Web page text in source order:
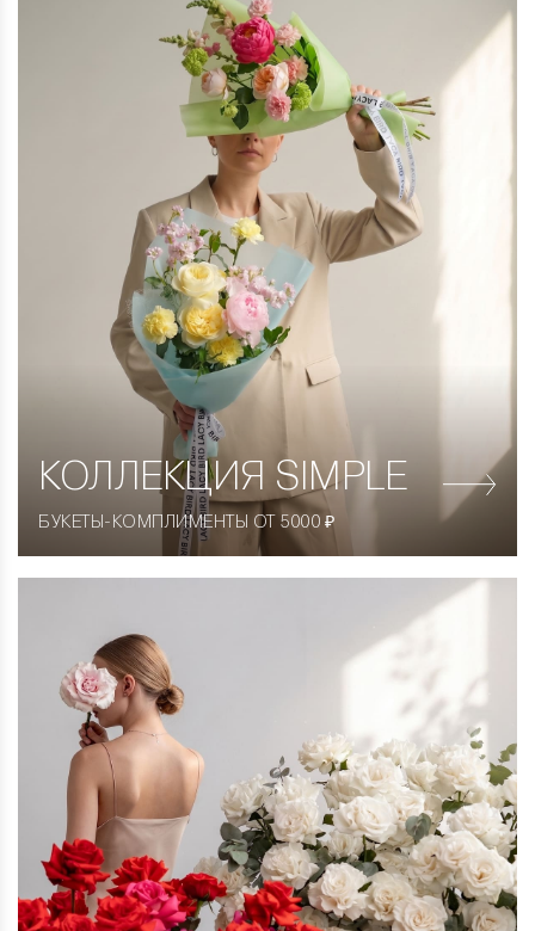
КОЛЛЕКЦИЯ SIMPLE
БУКЕТЫ-КОМПЛИМЕНТЫ ОТ 5000 ₽